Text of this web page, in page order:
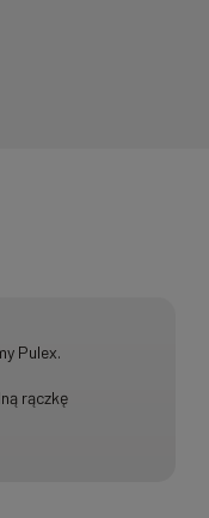
płatności
Pulex.
rączkę